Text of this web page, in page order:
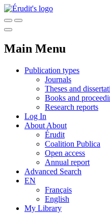
Main Menu
Publication types
Journals
Theses and
Books and
Research reports
Log In
About About
Érudit
Coalition Publica
Open access
Annual report
Advanced Search
EN
Français
English
My Library